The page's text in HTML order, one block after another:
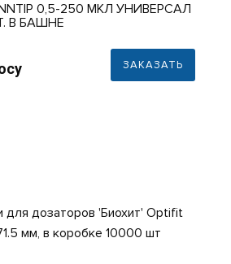
0,5-250 МКЛ УНИВЕРСАЛ
В БАШНЕ
ЗАКАЗАТЬ